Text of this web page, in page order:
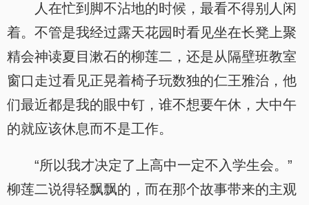
人在忙到脚不沾地的时候，最看不得别人闲
着。不管是我经过露天花园时看见坐在长凳上聚
精会神读夏目漱石的柳莲二，还是从隔壁班教室
窗口走过看见正晃着椅子玩数独的仁王雅治，他
们最近都是我的眼中钉，谁不想要午休，大中午
的就应该休息而不是工作。
“所以我才决定了上高中一定不入学生会。”
柳莲二说得轻飘飘的，而在那个故事带来的主观